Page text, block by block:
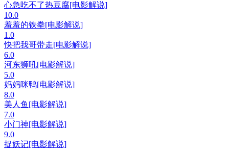
心急吃不了热豆腐[电影解说]
10.0
羞羞的铁拳[电影解说]
1.0
快把我哥带走[电影解说]
6.0
河东狮吼[电影解说]
5.0
妈妈咪鸭[电影解说]
8.0
美人鱼[电影解说]
7.0
小门神[电影解说]
9.0
捉妖记[电影解说]